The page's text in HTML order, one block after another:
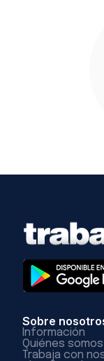
Sobre
Información
Quiénes somos
Trabaja con